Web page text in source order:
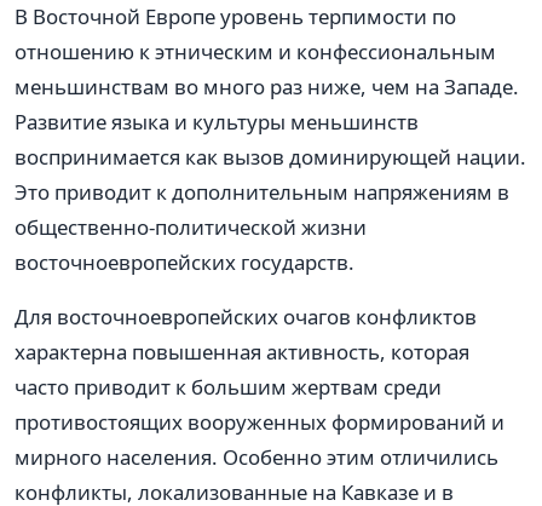
В Восточной Европе уровень терпимости по
отношению к этническим и конфессиональным
меньшинствам во много раз ниже, чем на Западе.
Развитие языка и культуры меньшинств
воспринимается как вызов доминирующей нации.
Это приводит к дополнительным напряжениям в
общественно-политической жизни
восточноевропейских государств.
Для восточноевропейских очагов конфликтов
характерна повышенная активность, которая
часто приводит к большим жертвам среди
противостоящих вооруженных формирований и
мирного населения. Особенно этим отличились
конфликты, локализованные на Кавказе и в